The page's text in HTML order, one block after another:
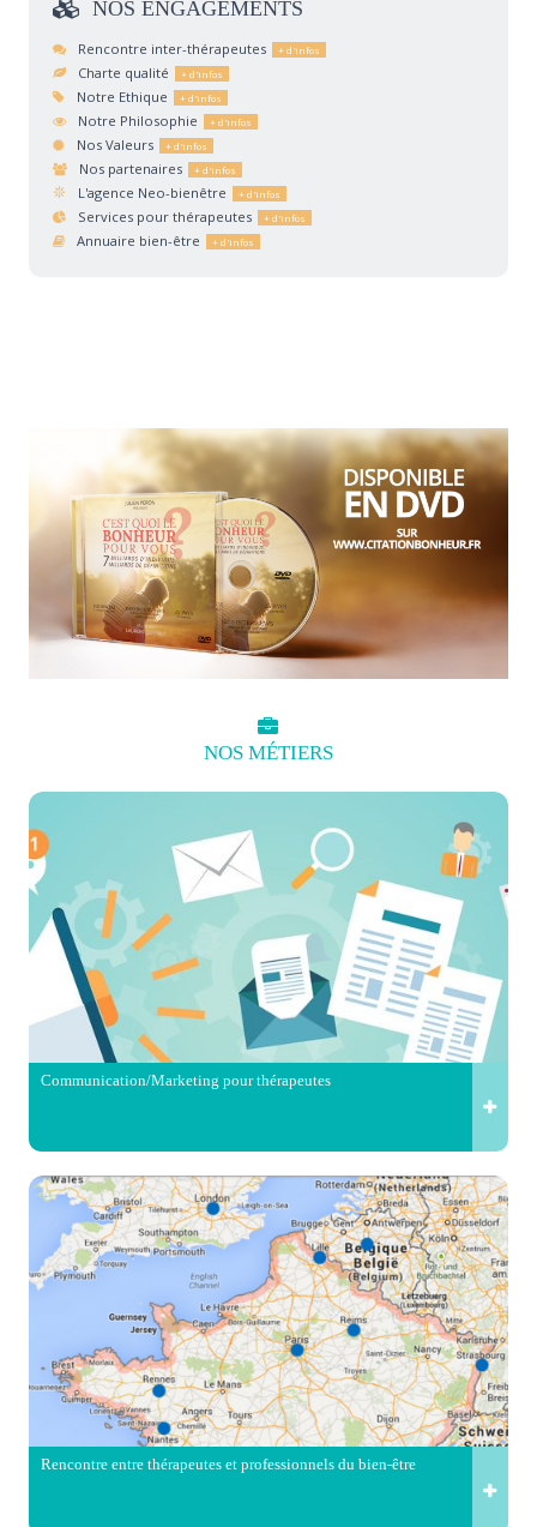
NOS ENGAGEMENTS
Rencontre inter-thérapeutes
Charte qualité
Notre Ethique
Notre Philosophie
Nos Valeurs
Nos partenaires
L'agence Neo-bienêtre
Services pour thérapeutes
Annuaire bien-être
NOS MÉTIERS
Communication/Marketing pour thérapeutes
Rencontre entre thérapeutes et professionnels du bien-être